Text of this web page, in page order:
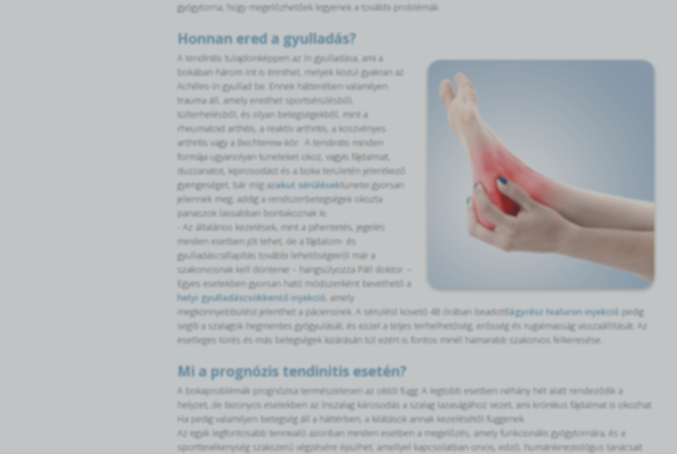
gyógytorna, hogy megelőzhetőek legyenek a további problémák.
Honnan ered a gyulladás?
A tendinitis tulajdonképpen az ín gyulladása, ami a
bokában három ínt is érinthet, melyek közül gyakran az
Achilles-ín gyullad be. Ennek hátterében valamilyen
trauma áll, amely eredhet sportsérülésből,
túlterhelésből, és olyan betegségekből, mint a
rheumatoid arthitis, a reaktív arthritis, a köszvényes
arthritis vagy a Bechterew-kór. A tendinitis minden
formája ugyanolyan tüneteket okoz, vagyis fájdalmat,
duzzanatot, kipirosodást és a boka területén jelentkező
gyengeséget, bár míg azakut sérülésektünetei gyorsan
jelennek meg, addig a rendszerbetegségek okozta
panaszok lassabban bontakoznak ki.
- Az általános kezelések, mint a pihentetés, jegelés
minden esetben jót tehet, de a fájdalom- és
gyulladáscsillapítás további lehetőségeiről már a
szakorvosnak kell döntenie – hangsúlyozza Páll doktor. –
Egyes esetekben gyorsan ható módszerként bevethető a
helyi gyulladáscsökkentő injekció , amely
megkönnyebbülést jelenthet a páciensnek. A sérülést követő 48 órában beadottlágyrész hialuron injekció pedig
segíti a szalagok hegmentes gyógyulását, és ezzel a teljes terhelhetőség, erősség és rugalmasság visszaállítását. Az
esetleges törés és más betegségek kizárásán túl ezért is fontos minél hamarabb szakorvos felkeresése.
Mi a prognózis tendinitis esetén?
A bokaproblémák prognózisa természetesen az októl függ. A legtöbb esetben néhány hét alatt rendeződik a
helyzet, de bizonyos esetekben az ínszalag károsodás a szalag lazaságához vezet, ami krónikus fájdalmat is okozhat.
Ha pedig valamilyen betegség áll a háttérben, a kilátások annak kezelésétől függenek.
Az egyik legfontosabb tennivaló azonban minden esetben a megelőzés, amely funkcionális gyógytornára, és a
sporttevékenység szakszerű végzésére épülhet, amellyel kapcsolatban orvos, edző, humánkineziológus tanácsait